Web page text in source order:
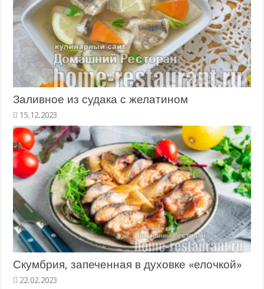
Заливное из судака с желатином
15.12.2023
Скумбрия, запеченная в духовке «елочкой»
22.02.2023